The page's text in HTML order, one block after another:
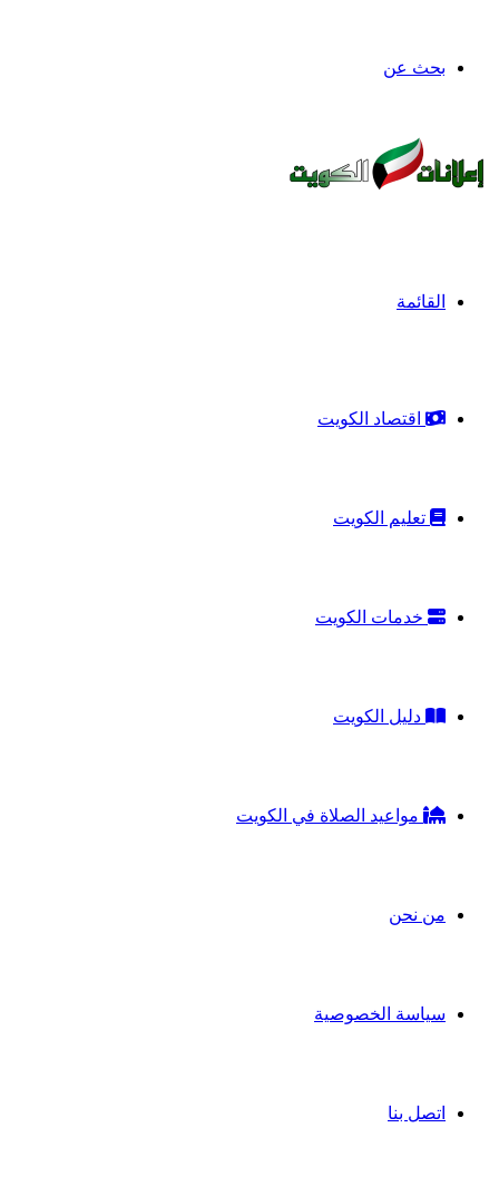
بحث عن
القائمة
اقتصاد الكويت
تعليم الكويت
خدمات الكويت
دليل الكويت
مواعيد الصلاة في الكويت
من نحن
سياسة الخصوصية
اتصل بنا